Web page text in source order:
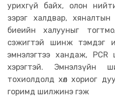
урихгүй байх, олон
зэрэг халдвар,
биеийн халууныг
сэжигтэй шинж тэмдэг
эмнэлэгтээ хандаж, PCR
хэрэгтэй. Эмнэлзүйн
тохиолдолд хөл хориог
горимд шилжинэ гэж